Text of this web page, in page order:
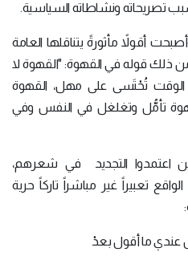
تصريحاته ونشاطاته السياسية.
أقولاً مأثورةً يتناقلها العامة
ذلك قوله في القهوة: "القهوة لا
تُحْتَسى على مهل، القهوة
تأمُّل وتغلغل في النفس وفي
اعتمدوا التجديد في شعرهم،
تعبيراً غير مباشراً تاركاً حرية
عندي ما أقول بعدْ